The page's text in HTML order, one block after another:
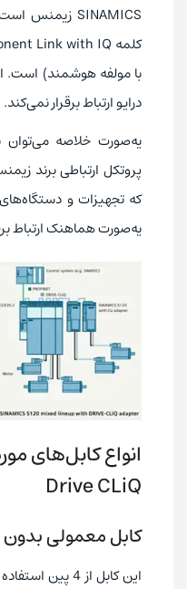
کلمه Link with IQ
درایو ارتباط برقرار نمی‌کند.
یه‌صورت خلاصه می‌توان
پروتکل ارتباطی برند
که تجهیزات و
یه‌صورت هماهنک ارتباط
انواع کابل‌های
Drive CLiQ
کابل معمولی بدون